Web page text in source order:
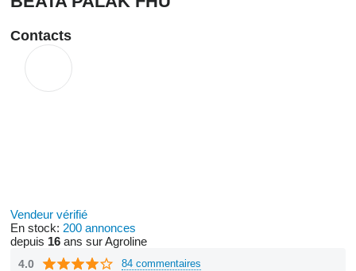
Contacts
Vendeur vérifié
En stock: 200 annonces
depuis 16 ans sur Agroline
4.0 84 commentaires